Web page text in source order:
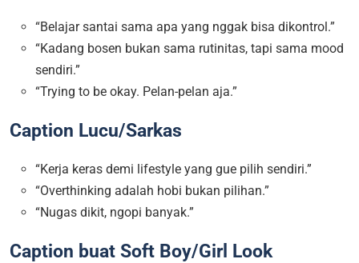
“Belajar santai sama apa yang nggak bisa dikontrol.”
“Kadang bosen bukan sama rutinitas, tapi sama mood
sendiri.”
“Trying to be okay. Pelan-pelan aja.”
Caption Lucu/Sarkas
“Kerja keras demi lifestyle yang gue pilih sendiri.”
“Overthinking adalah hobi bukan pilihan.”
“Nugas dikit, ngopi banyak.”
Caption buat Soft Boy/Girl Look